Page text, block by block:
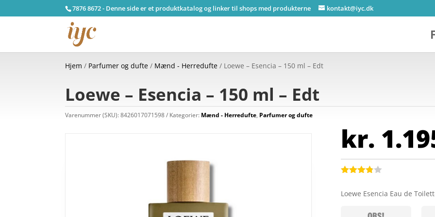
7876 8672 - Denne side er et produktkatalog og linker til shops med produkterne kontakt@iyc.dk
Hjem / Parfumer og dufte / Mænd - Herredufte / Loewe – Esencia – 150 ml – Edt
Loewe – Esencia – 150 ml – Edt
Varenummer (SKU):8426017071598 Kategorier: Mænd - Herredufte, Parfumer og dufte
kr.
ud af 5
Loewe Esencia Eau de